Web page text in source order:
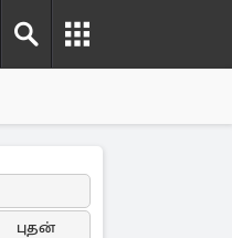
புதன்